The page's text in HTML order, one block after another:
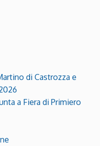
di Castrozza e
a Fiera di Primiero